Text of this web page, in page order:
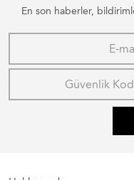
En son haberler,